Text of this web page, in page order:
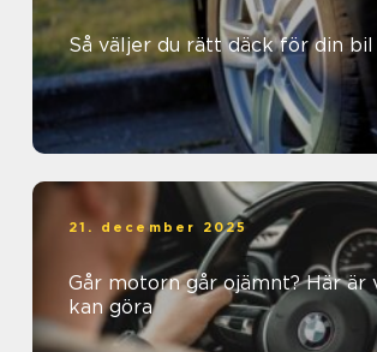
Så väljer du rätt däck för din bil
21. december 2025
Går motorn går ojämnt? Här är
kan göra